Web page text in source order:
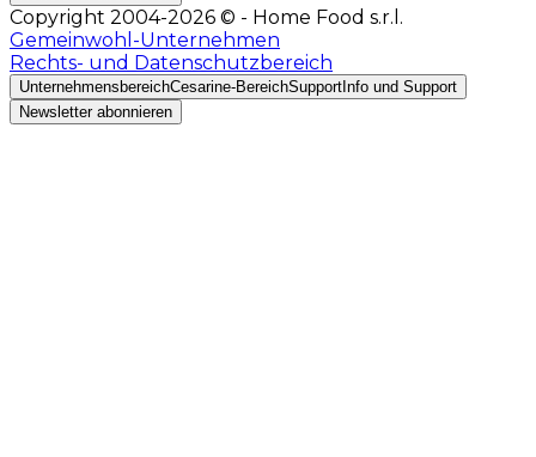
Copyright 2004-2026 © - Home Food s.r.l.
Gemeinwohl-Unternehmen
Rechts- und Datenschutzbereich
UnternehmensbereichCesarine-BereichSupport Info und Support
Newsletter abonnieren